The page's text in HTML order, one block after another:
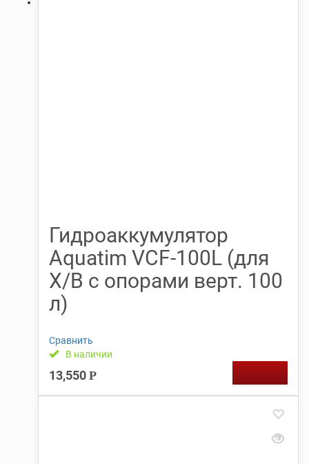
Гидроаккумулятор
Aquatim VCF-100L (для
Х/В с опорами верт. 100
л)
Сравнить
В наличии
13,550 Р